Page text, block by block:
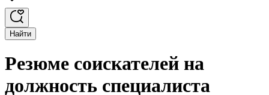
Найти
Резюме соискателей на
должность специалиста